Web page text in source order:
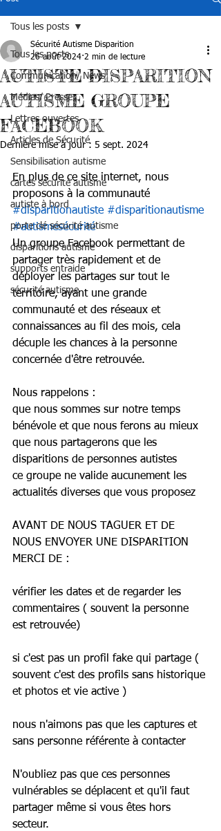
Tous les posts
Communication/ News
Médias/ Presse
Lettres ouvertes
Articles de Sécurité
Sensibilisation autisme
cartes sécurité autisme
autiste à bord
porte clé sécurité autisme
disparitions autisme
supports entraide
sécurité autisme
Tous les posts
AUTISTE DISPARITION
AUTISME GROUPE
FACEBOOK
Sécurité Autisme Disparition
26 août 2024 2 min de lecture
Dernière mise à jour : 5 sept. 2024
En plus de ce site internet, nous
proposons à la communauté
#disparitionautiste #disparitionautisme
#autismesécurité
Un groupe Facebook permettant de
partager très rapidement et de
déployer les partages sur tout le
territoire, ayant une grande
communauté et des réseaux et
connaissances au fil des mois, cela
décuple les chances à la personne
concernée d'être retrouvée.
Nous rappelons :
que nous sommes sur notre temps
bénévole et que nous ferons au mieux
que nous partagerons que les
disparitions de personnes autistes
ce groupe ne valide aucunement les
actualités diverses que vous proposez
AVANT DE NOUS TAGUER ET DE
NOUS ENVOYER UNE DISPARITION
MERCI DE :
vérifier les dates et de regarder les
commentaires ( souvent la personne
est retrouvée)
si c'est pas un profil fake qui partage (
souvent c'est des profils sans historique
et photos et vie active )
nous n'aimons pas que les captures et
sans personne référente à contacter
N'oubliez pas que ces personnes
vulnérables se déplacent et qu'il faut
partager même si vous êtes hors
secteur.